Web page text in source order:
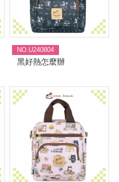
NO.U240804
黑好熱怎麼辦